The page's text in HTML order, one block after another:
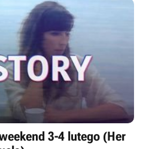
3-4 lutego (Her